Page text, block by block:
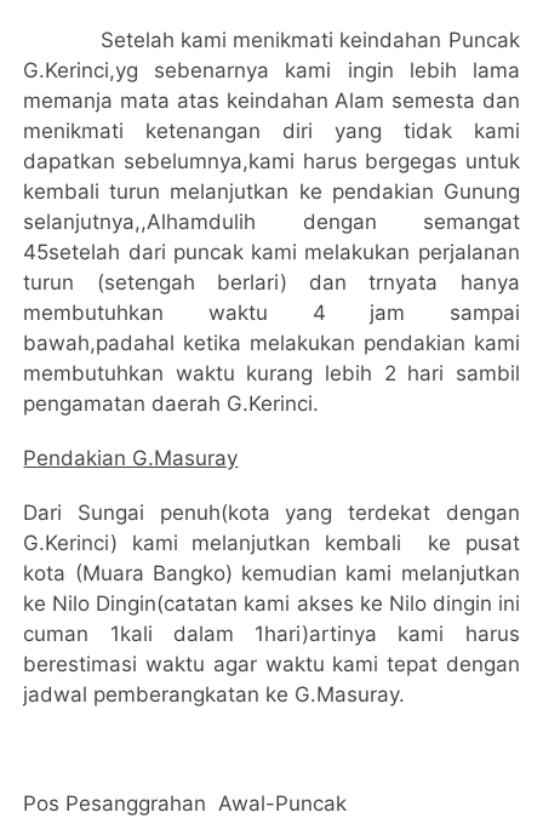
Setelah kami menikmati keindahan Puncak
G.Kerinci,yg sebenarnya kami ingin lebih lama
memanja mata atas keindahan Alam semesta dan
menikmati ketenangan diri yang tidak kami
dapatkan sebelumnya,kami harus bergegas untuk
kembali turun melanjutkan ke pendakian Gunung
selanjutnya,,Alhamdulih dengan semangat
45setelah dari puncak kami melakukan perjalanan
turun (setengah berlari) dan trnyata hanya
membutuhkan waktu 4 jam sampai
bawah,padahal ketika melakukan pendakian kami
membutuhkan waktu kurang lebih 2 hari sambil
pengamatan daerah G.Kerinci.
Pendakian G.Masuray
Dari Sungai penuh(kota yang terdekat dengan
G.Kerinci) kami melanjutkan kembali
ke pusat
kota (Muara Bangko) kemudian kami melanjutkan
ke Nilo Dingin(catatan kami akses ke Nilo dingin ini
cuman 1kali dalam 1hari)artinya kami harus
berestimasi waktu agar waktu kami tepat dengan
jadwal pemberangkatan ke G.Masuray.
Pos Pesanggrahan Awal-Puncak